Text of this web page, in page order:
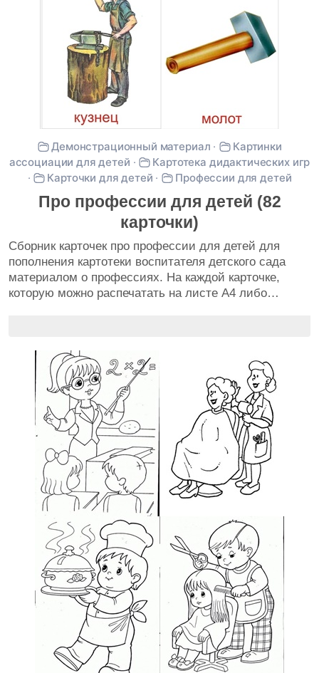
Демонстрационный материал ·
Картинки
ассоциации для детей ·
Картотека дидактических игр
·
Карточки для детей · Профессии для детей
Про профессии для детей (82
карточки)
Сборник карточек про профессии для детей для
пополнения картотеки воспитателя детского сада
материалом о профессиях. На каждой карточке,
которую можно распечатать на листе А4 либо…